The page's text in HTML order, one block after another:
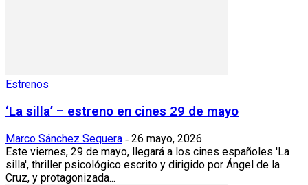
Estrenos
‘La silla’ – estreno en cines 29 de mayo
Marco Sánchez Sequera - 26 mayo, 2026
Este viernes, 29 de mayo, llegará a los cines españoles 'La
silla', thriller psicológico escrito y dirigido por Ángel de la
Cruz, y protagonizada...